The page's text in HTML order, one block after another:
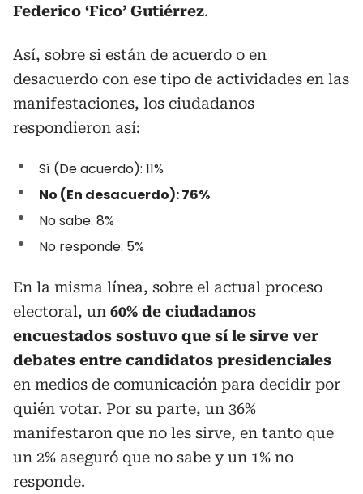
Federico ‘Fico’ Gutiérrez.
Así, sobre si están de acuerdo o en
desacuerdo con ese tipo de actividades en las
manifestaciones, los ciudadanos
respondieron así:
Sí (De acuerdo): 11%
No (En desacuerdo): 76%
No sabe: 8%
No responde: 5%
En la misma línea, sobre el actual proceso
electoral, un 60% de ciudadanos
encuestados sostuvo que sí le sirve ver
debates entre candidatos presidenciales
en medios de comunicación para decidir por
quién votar. Por su parte, un 36%
manifestaron que no les sirve, en tanto que
un 2% aseguró que no sabe y un 1% no
responde.